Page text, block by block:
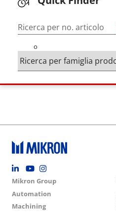
Ricerca per no. articolo
o
Footer social
Group menu
Mikron Group
Automation
Machining